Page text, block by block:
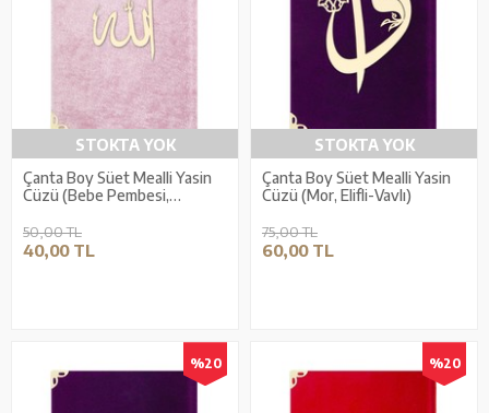
STOKTA YOK
Çanta Boy Süet Mealli Yasin
Cüzü (Bebe Pembesi,
50,00 TL
40,00 TL
STOKTA YOK
Çanta Boy Süet Mealli Yasin
Cüzü (Mor, Elifli-Vavlı)
75,00 TL
60,00 TL
%20 %20